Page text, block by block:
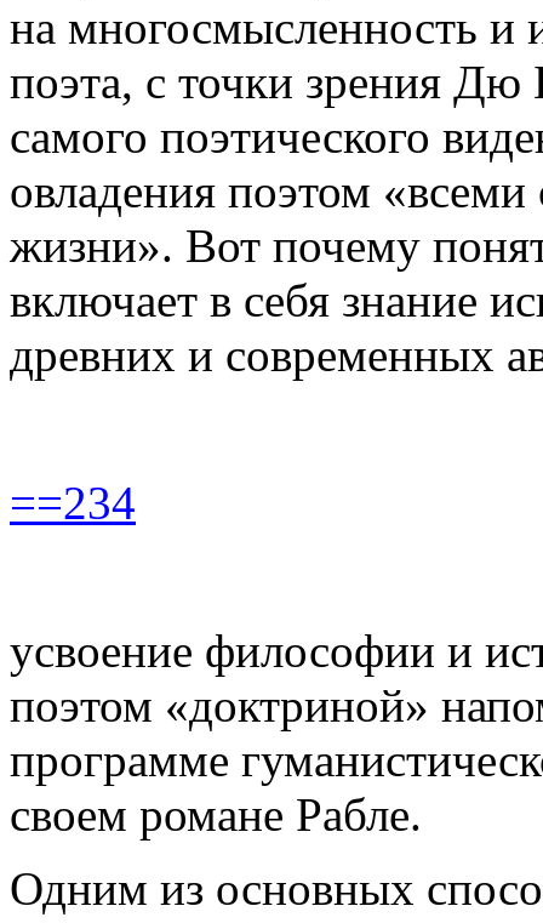
на многосмысленность и
поэта, с точки зрения
самого поэтического
овладения поэтом
жизни». Вот почему
включает в себя знание
древних и современных
==234
усвоение философии и
поэтом «доктриной»
программе
своем романе Рабле.
Одним из основных